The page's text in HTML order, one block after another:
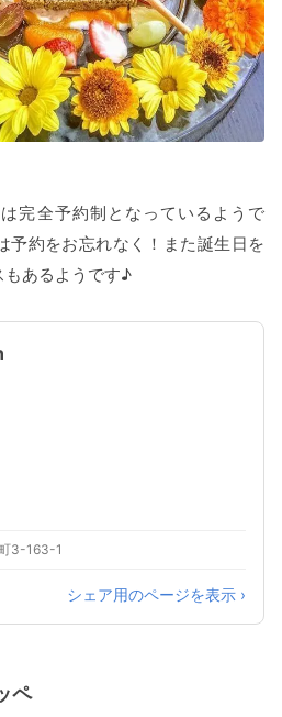
完全予約制となっているようで
予約をお忘れなく！また誕生日を
もあるようです♪
3-163-1
シェア用のページを表示 ›
ペ